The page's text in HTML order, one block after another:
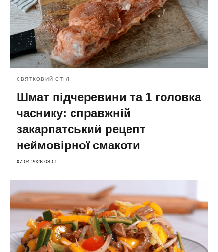
СВЯТКОВИЙ СТІЛ
Шмат підчеревини та 1 головка
часнику: справжній
закарпатський рецепт
неймовірної смакоти
07.04.2026 08:01